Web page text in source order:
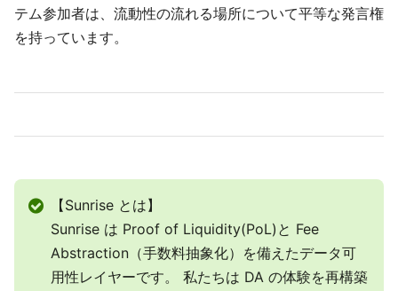
テム参加者は、流動性の流れる場所について平等な発言権
を持っています。
【Sunrise とは】
Sunrise は Proof of Liquidity(PoL)と Fee
Abstraction（手数料抽象化）を備えたデータ可
用性レイヤーです。 私たちは DA の体験を再構築